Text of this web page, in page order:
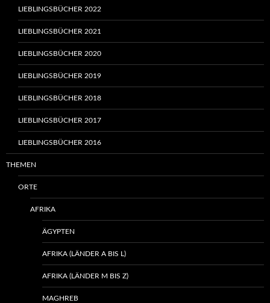
LIEBLINGSBÜCHER 2022
LIEBLINGSBÜCHER 2021
LIEBLINGSBÜCHER 2020
LIEBLINGSBÜCHER 2019
LIEBLINGSBÜCHER 2018
LIEBLINGSBÜCHER 2017
LIEBLINGSBÜCHER 2016
THEMEN
ORTE
AFRIKA
ÄGYPTEN
AFRIKA (LÄNDER A BIS L)
AFRIKA (LÄNDER M BIS Z)
MAGHREB